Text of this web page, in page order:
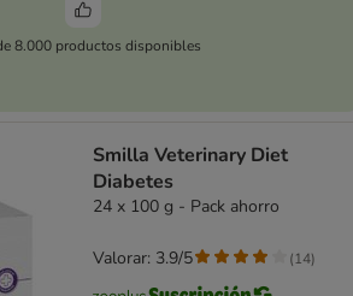
8.000 productos disponibles
Smilla Veterinary Diet
Diabetes
24 x 100 g - Pack ahorro
Valorar: 3.9/5 (14)